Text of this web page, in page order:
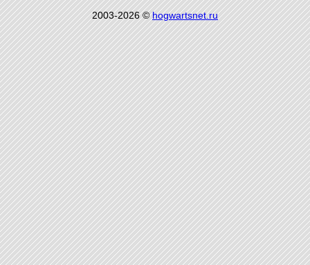
2003-2026 ©hogwartsnet.ru